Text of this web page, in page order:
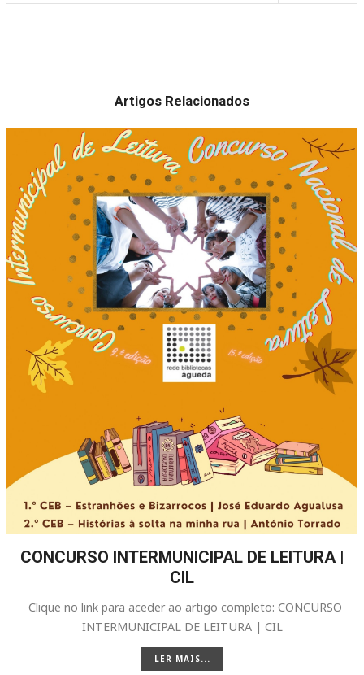
Artigos Relacionados
CONCURSO INTERMUNICIPAL DE LEITURA |
CIL
Clique no link para aceder ao artigo completo: CONCURSO
INTERMUNICIPAL DE LEITURA | CIL
LER MAIS...